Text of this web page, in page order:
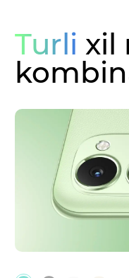
Turli xil